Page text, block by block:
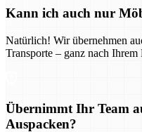
Kann ich auch nur
Natürlich! Wir übernehmen
Transporte – ganz nach Ihrem
Übernimmt Ihr Team
Auspacken?